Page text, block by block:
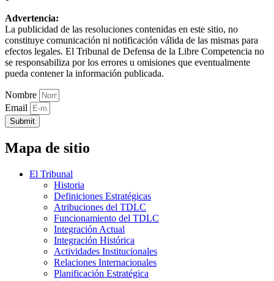
Advertencia:
La publicidad de las resoluciones contenidas en este sitio, no
constituye comunicación ni notificación válida de las mismas para
efectos legales. El Tribunal de Defensa de la Libre Competencia no
se responsabiliza por los errores u omisiones que eventualmente
pueda contener la información publicada.
Nombre
Email
Submit
Mapa de sitio
El Tribunal
Historia
Definiciones Estratégicas
Atribuciones del TDLC
Funcionamiento del TDLC
Integración Actual
Integración Histórica
Actividades Institucionales
Relaciones Internacionales
Planificación Estratégica